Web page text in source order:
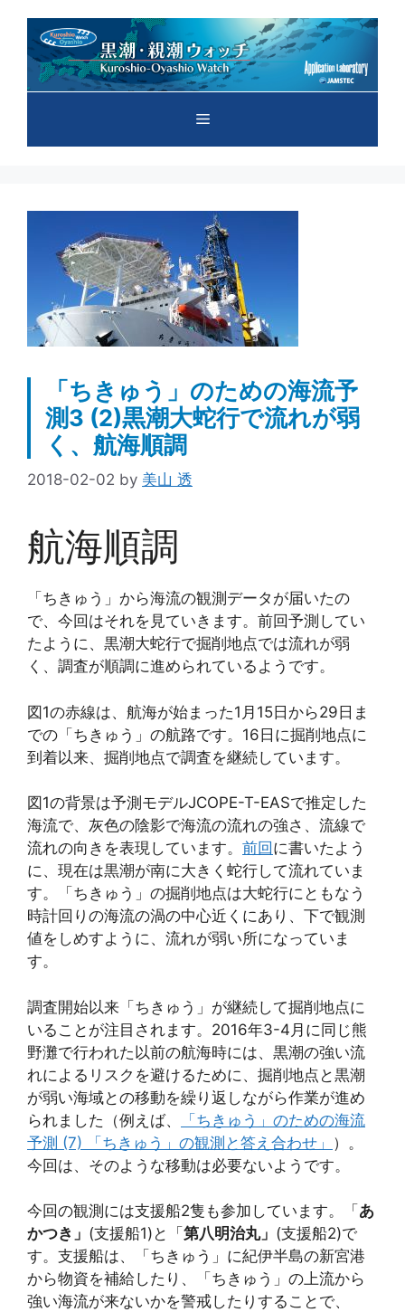
メ
ュ
ー
「ちきゅう」のための海流予
測3 (2)黒潮大蛇行で流れが弱
く、航海順調
2018-02-02 by 美山 透
航海順調
「ちきゅう」から海流の観測データが届いたの
で、今回はそれを見ていきます。前回予測してい
たように、黒潮大蛇行で掘削地点では流れが弱
く、調査が順調に進められているようです。
図1の赤線は、航海が始まった1月15日から29日ま
での「ちきゅう」の航路です。16日に掘削地点に
到着以来、掘削地点で調査を継続しています。
図1の背景は予測モデルJCOPE-T-EASで推定した
海流で、灰色の陰影で海流の流れの強さ、流線で
流れの向きを表現しています。 前回 に書いたよう
に、現在は黒潮が南に大きく蛇行して流れていま
す。「ちきゅう」の掘削地点は大蛇行にともなう
時計回りの海流の渦の中心近くにあり、下で観測
値をしめすように、流れが弱い所になっていま
す。
調査開始以来「ちきゅう」が継続して掘削地点に
いることが注目されます。2016年3-4月に同じ熊
野灘で行われた以前の航海時には、黒潮の強い流
れによるリスクを避けるために、掘削地点と黒潮
が弱い海域との移動を繰り返しながら作業が進め
られました（例えば、
「ちきゅう」のための海流
予測 (7) 「ちきゅう」の観測と答え合わせ」 ）。
今回は、そのような移動は必要ないようです。
今回の観測には支援船2隻も参加しています。「 あ
かつき」 (支援船1)と「 第八明治丸」 (支援船2)で
す。支援船は、「ちきゅう」に紀伊半島の新宮港
から物資を補給したり、「ちきゅう」の上流から
強い海流が来ないかを警戒したりすることで、